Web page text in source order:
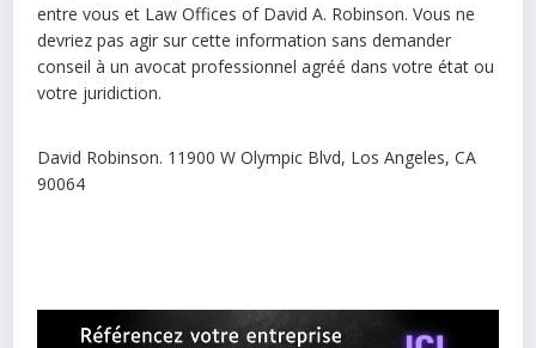
entre vous et Law Offices of David A. Robinson. Vous ne
devriez pas agir sur cette information sans demander
conseil à un avocat professionnel agréé dans votre état ou
votre juridiction.
David Robinson. 11900 W Olympic Blvd, Los Angeles, CA
90064